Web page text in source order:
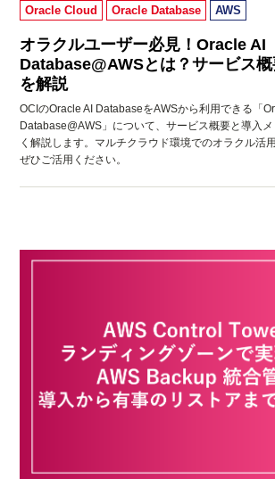
Oracle Cloud Oracle Database AWS
オラクルユーザー必見！Oracle AI
Database@AWSとは？サービス
を解説
OCIのOracle AI DatabaseをAWSから利用できる「
Database@AWS」について、サービス概要と導入
く解説します。マルチクラウド環境でのオラクル活
ぜひご活用ください。